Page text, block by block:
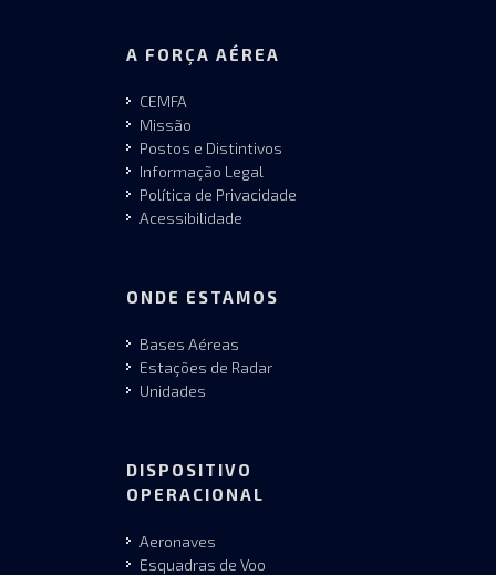
A FORÇA AÉREA
CEMFA
Missão
Postos e Distintivos
Informação Legal
Política de Privacidade
Acessibilidade
ONDE ESTAMOS
Bases Aéreas
Estações de Radar
Unidades
DISPOSITIVO
OPERACIONAL
Aeronaves
Esquadras de Voo